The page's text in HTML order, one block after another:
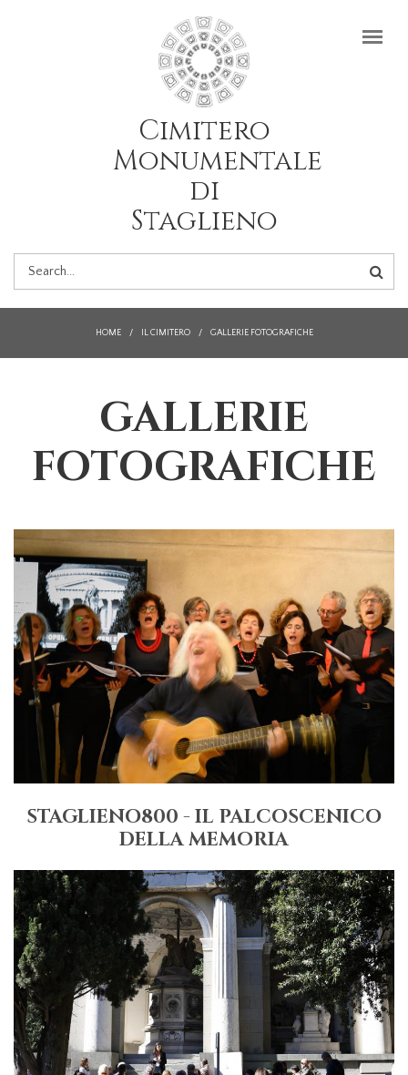
Cimitero
Monumentale
di
Staglieno
FORM
HOME / IL CIMITERO / GALLERIE FOTOGRAFICHE
GALLERIE
FOTOGRAFICHE
STAGLIENO800 - IL PALCOSCENICO
DELLA MEMORIA